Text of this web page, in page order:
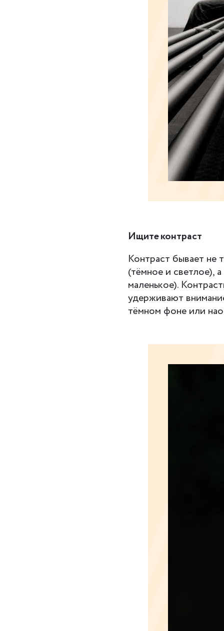
Ищите контраст
Контраст бывает не
(тёмное и светлое),
маленькое).
удерживают
тёмном фоне или